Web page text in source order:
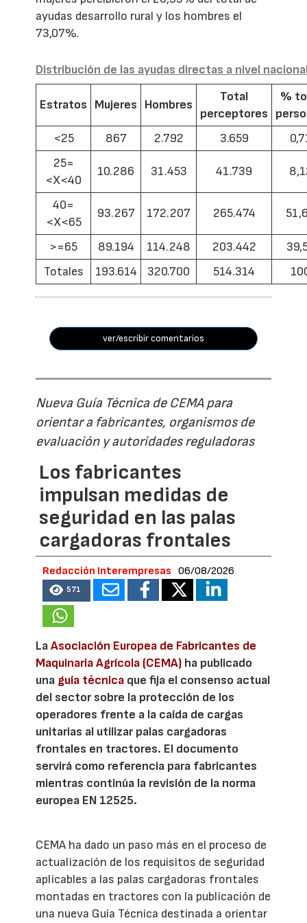
ayudas desarrollo rural y los hombres el
73,07%.
Distribución de las ayudas directas a nivel
Estratos Mujeres Hombres
Total
perceptores
%
<25
867 2.792 3.659
25=
<X<40
10.286 31.453 41.739
40=
<X<65
93.267 172.207 265.474
>=65 89.194 114.248 203.442
Totales
193.614 320.700 514.314
ver/escribir comentarios
Nueva Guía Técnica de CEMA para
orientar a fabricantes, organismos de
evaluación y autoridades reguladoras
Los fabricantes
impulsan medidas de
seguridad en las palas
cargadoras frontales
Redacción Interempresas 06/08/2026
571
LaAsociación Europea de Fabricantes de
Maquinaria Agrícola (CEMA) ha publicado
una guía técnica que fija el consenso actual
del sector sobre la protección de los
operadores frente a la caída de cargas
unitarias al utilizar palas cargadoras
frontales en tractores. El documento
servirá como referencia para fabricantes
mientras continúa la revisión de la norma
europea EN 12525.
CEMA ha dado un paso más en el proceso de
actualización de los requisitos de seguridad
aplicables a las palas cargadoras frontales
montadas en tractores con la publicación de
una nueva Guía Técnica destinada a orientar